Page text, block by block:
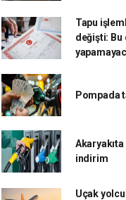
Tapu
değişti: Bu
Pompada
indirim
Uçak